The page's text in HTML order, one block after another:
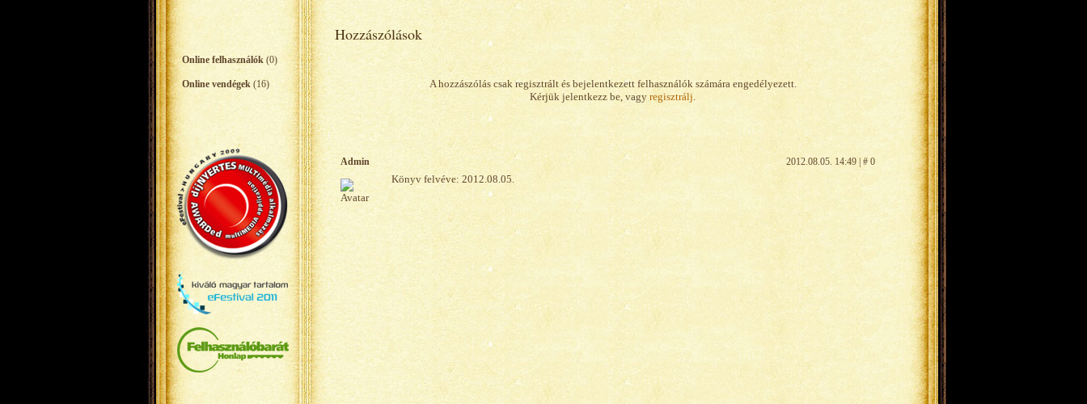
Online felhasználók (0)
Online vendégek(16)
Hozzászólások
A hozzászólás csak regisztrált és bejelentkezett felhasználók számára engedélyezett.
Kérjük jelentkezz be, vagy regisztrálj.
Admin 2012.08.05. 14:49 | # 0
Könyv felvéve: 2012.08.05.